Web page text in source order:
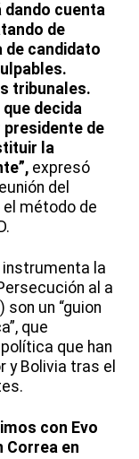
dando cuenta
de
candidato
tribunales.
decida
presidente de
la
expresó
del
el método de
instrumenta la
al a
un “guion
que
que han
y Bolivia tras el
con Evo
Correa en